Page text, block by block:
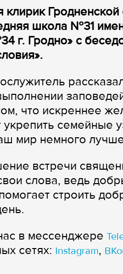
клирик
школа №31
г. Гродно» с
что искреннее
укрепить семейные
мир немного
встречи
слова, ведь
строить
в мессенджере
сетях: Instagram,